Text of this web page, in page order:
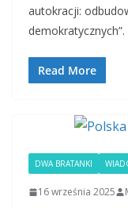
autokracji:
demokratycznych”.
Read More
DWA BRATANKI
16 września 2025